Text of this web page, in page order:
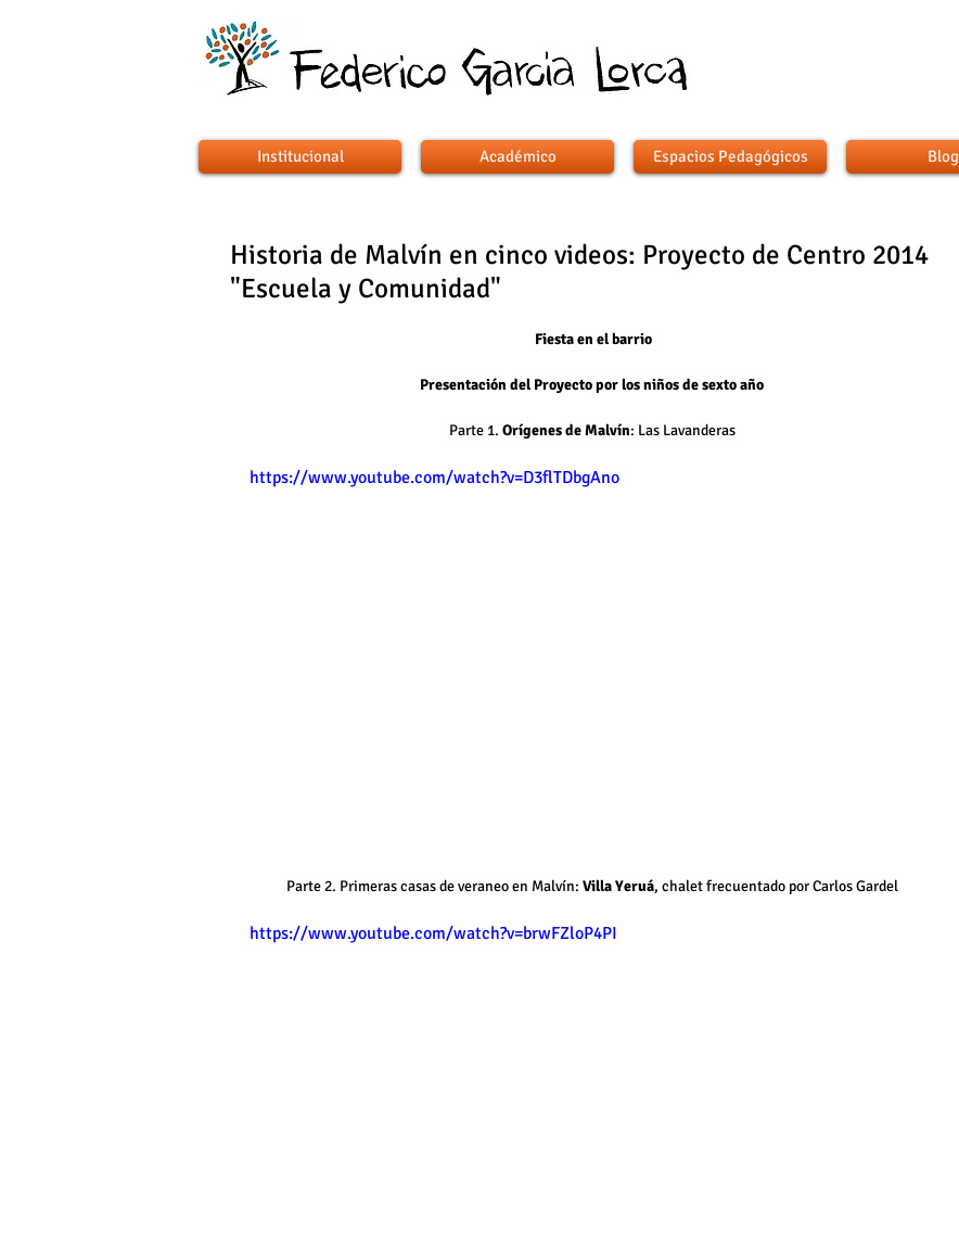
Institucional Académico Espacios Pedagógicos Blog
Historia de Malvín en cinco videos: Proyecto de Centro 2014
"Escuela y Comunidad"
Fiesta en el barrio
Presentación del Proyecto por los niños de sexto año
Parte 1. Orígenes de Malvín: Las Lavanderas
https://www.youtube.com/watch?v=D3flTDbgAno
Parte 2. Primeras casas de veraneo en Malvín: Villa Yeruá, chalet frecuentado por Carlos Gardel
https://www.youtube.com/watch?v=brwFZloP4PI